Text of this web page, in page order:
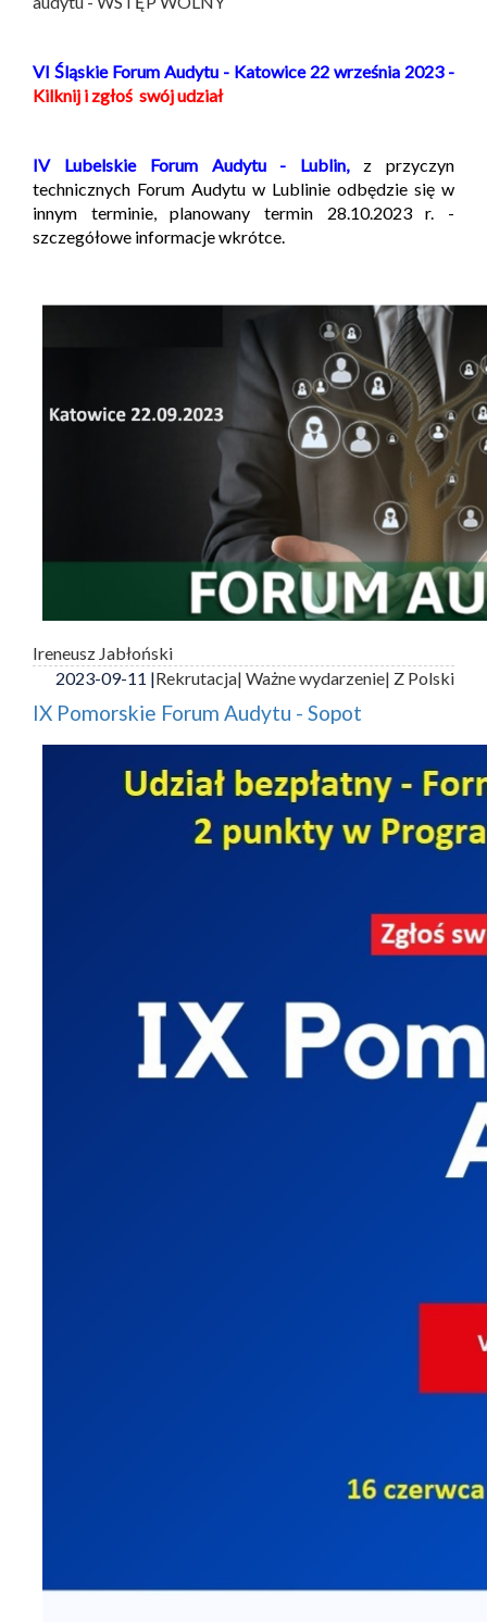
VI Śląskie Forum Audytu - Katowice 22 września 2023 -
Kilknij i zgłoś swój udział
IV Lubelskie Forum Audytu - Lublin,
z przyczyn
technicznych Forum Audytu w Lublinie odbędzie się w
innym terminie, planowany termin 28.10.2023 r. -
szczegółowe informacje wkrótce.
Ireneusz Jabłoński
2023-09-11 |Rekrutacja| Ważne wydarzenie| Z Polski
IX Pomorskie Forum Audytu - Sopot